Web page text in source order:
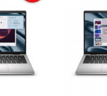
Độ
Tần số
Công
hình
Đồ Họa